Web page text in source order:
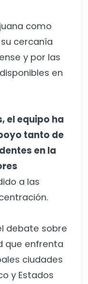
como
cercanía
y por las
en
el equipo ha
tanto de
en la
a las
debate sobre
que enfrenta
ciudades
y Estados